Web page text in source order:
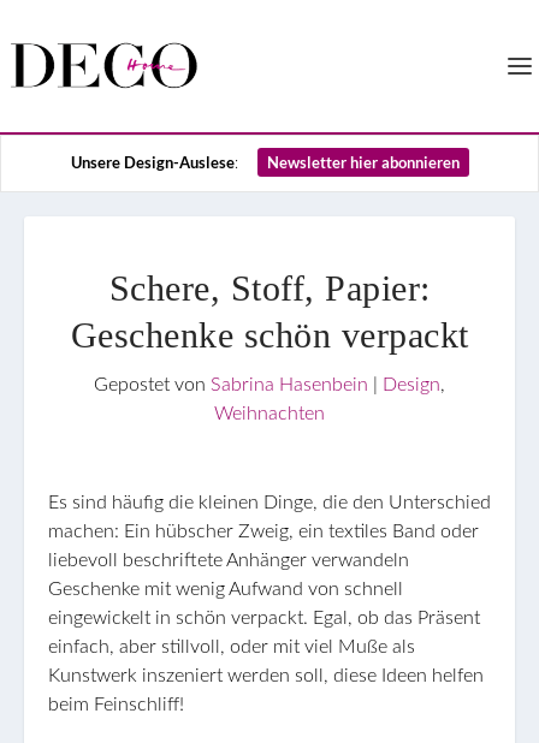
Unsere Design-Auslese: Newsletter hier abonnieren
Schere, Stoff, Papier:
Geschenke schön verpackt
Gepostet von Sabrina Hasenbein Design,
Weihnachten
Es sind häufig die kleinen Dinge, die den Unterschied
machen: Ein hübscher Zweig, ein textiles Band oder
liebevoll beschriftete Anhänger verwandeln
Geschenke mit wenig Aufwand von schnell
eingewickelt in schön verpackt. Egal, ob das Präsent
einfach, aber stillvoll, oder mit viel Muße als
Kunstwerk inszeniert werden soll, diese Ideen helfen
beim Feinschliff!